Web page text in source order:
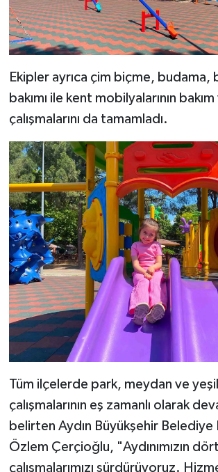
Ekipler ayrıca çim biçme, budama,
bakımı ile kent mobilyalarının
çalışmalarını da tamamladı.
Tüm ilçelerde park, meydan ve
çalışmalarının eş zamanlı olarak
belirten Aydın Büyükşehir Belediye
Özlem Çerçioğlu, "Aydınımızın
çalışmalarımızı sürdürüyoruz.